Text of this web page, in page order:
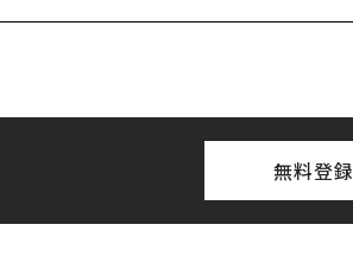
無料登録